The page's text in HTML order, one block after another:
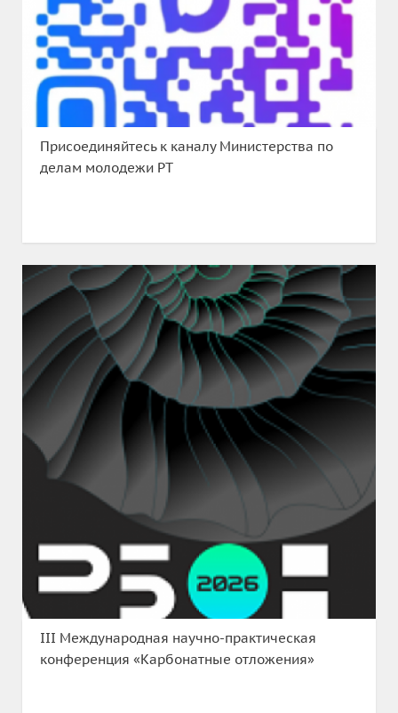
Присоединяйтесь к каналу Министерства по
делам молодежи РТ
III Международная научно-практическая
конференция «Карбонатные отложения»